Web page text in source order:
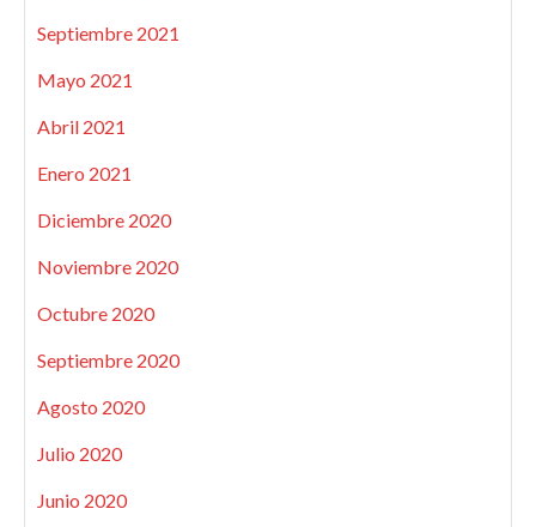
Septiembre 2021
Mayo 2021
Abril 2021
Enero 2021
Diciembre 2020
Noviembre 2020
Octubre 2020
Septiembre 2020
Agosto 2020
Julio 2020
Junio 2020